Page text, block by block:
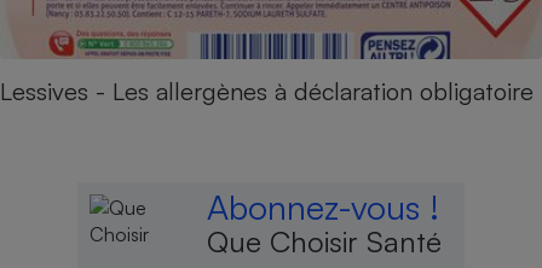
Lessives - Les allergènes à déclaration obligatoire
Abonnez-vous !
Que Choisir Santé